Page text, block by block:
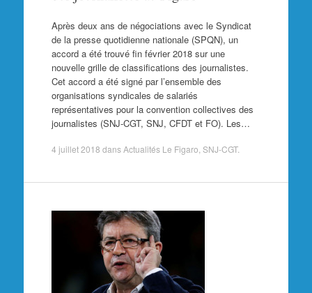
Après deux ans de négociations avec le Syndicat
de la presse quotidienne nationale (SPQN), un
accord a été trouvé fin février 2018 sur une
nouvelle grille de classifications des journalistes.
Cet accord a été signé par l’ensemble des
organisations syndicales de salariés
représentatives pour la convention collectives des
journalistes (SNJ-CGT, SNJ, CFDT et FO). Les…
4 juillet 2018 dansActualités Le Figaro SNJ-CGT.